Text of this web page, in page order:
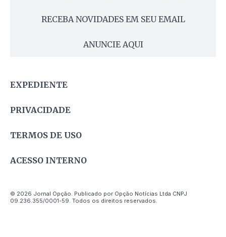
RECEBA NOVIDADES EM SEU EMAIL
ANUNCIE AQUI
EXPEDIENTE
PRIVACIDADE
TERMOS DE USO
ACESSO INTERNO
© 2026 Jornal Opção. Publicado por Opção Notícias Ltda CNPJ
09.236.355/0001-59. Todos os direitos reservados.